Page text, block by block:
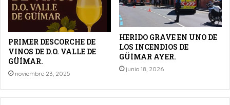
PRIMER DESCORCHE DE
VINOS DE D.O. VALLE DE
GÜÍMAR.
noviembre 23, 2025
HERIDO GRAVE EN UNO DE
LOS INCENDIOS DE
GÜÍMAR AYER.
junio 18, 2026